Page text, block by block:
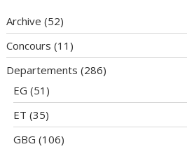
Archive (52)
Concours (11)
Departements (286)
EG (51)
ET (35)
GBG (106)